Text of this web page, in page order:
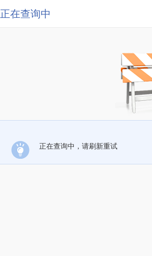
正在查询中
正在查询中，请刷新重试